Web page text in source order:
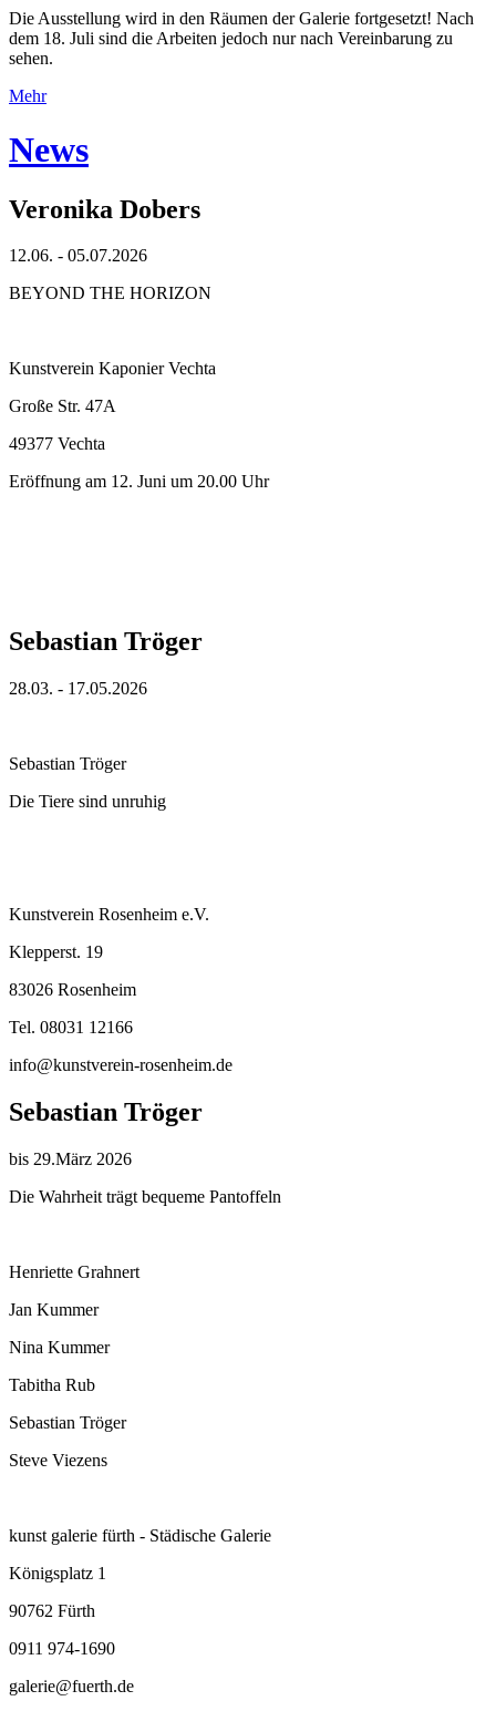
Die Ausstellung wird in den Räumen der Galerie fortgesetzt! Nach
dem 18. Juli sind die Arbeiten jedoch nur nach Vereinbarung zu
sehen.
Mehr
News
Veronika Dobers
12.06. - 05.07.2026
BEYOND THE HORIZON
Kunstverein Kaponier Vechta
Große Str. 47A
49377 Vechta
Eröffnung am 12. Juni um 20.00 Uhr
Sebastian Tröger
28.03. - 17.05.2026
Sebastian Tröger
Die Tiere sind unruhig
Kunstverein Rosenheim e.V.
Klepperst. 19
83026 Rosenheim
Tel. 08031 12166
info@kunstverein-rosenheim.de
Sebastian Tröger
bis 29.März 2026
Die Wahrheit trägt bequeme Pantoffeln
Henriette Grahnert
Jan Kummer
Nina Kummer
Tabitha Rub
Sebastian Tröger
Steve Viezens
kunst galerie fürth - Städische Galerie
Königsplatz 1
90762 Fürth
0911 974-1690
galerie@fuerth.de